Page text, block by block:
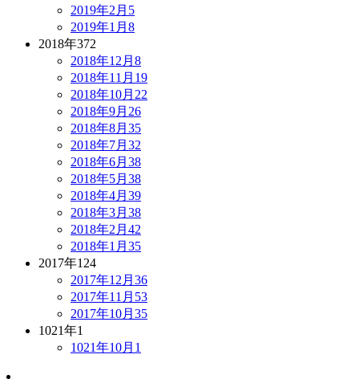
2019年2月 5
2019年1月 8
2018年372
2018年12月 8
2018年11月 19
2018年10月 22
2018年9月 26
2018年8月 35
2018年7月 32
2018年6月 38
2018年5月 38
2018年4月 39
2018年3月 38
2018年2月 42
2018年1月 35
2017年124
2017年12月 36
2017年11月 53
2017年10月 35
1021年1
1021年10月 1